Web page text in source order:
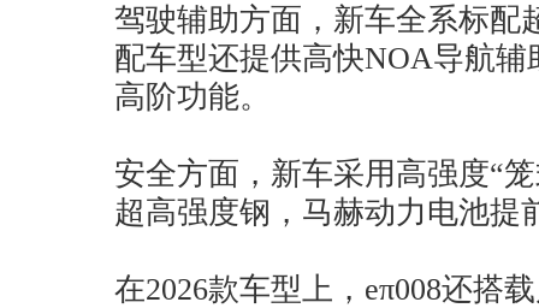
驾驶辅助方面，新车全系标配
配车型还提供高快NOA导航
高阶功能。
安全方面，新车采用高强度“
超高强度钢，马赫动力电池提
在2026款车型上，eπ008还搭